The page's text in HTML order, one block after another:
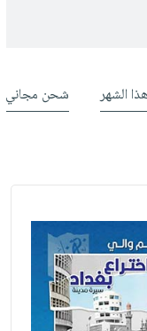
الشهر شحن مجاني